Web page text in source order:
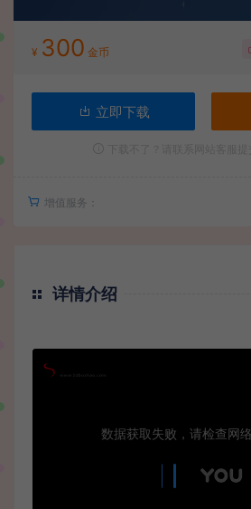
¥ 300 金币
立即下载
增值服务：
详情介绍